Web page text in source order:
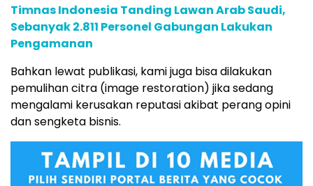
Timnas Indonesia Tanding Lawan Arab Saudi,
Sebanyak 2.811 Personel Gabungan Lakukan
Pengamanan
Bahkan lewat publikasi, kami juga bisa dilakukan
pemulihan citra (image restoration) jika sedang
mengalami kerusakan reputasi akibat perang opini
dan sengketa bisnis.